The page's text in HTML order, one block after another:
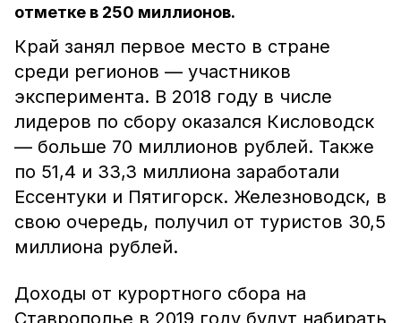
отметке в 250 миллионов.
Край занял первое место в стране
среди регионов — участников
эксперимента. В 2018 году в числе
лидеров по сбору оказался Кисловодск
— больше 70 миллионов рублей. Также
по 51,4 и 33,3 миллиона заработали
Ессентуки и Пятигорск. Железноводск, в
свою очередь, получил от туристов 30,5
миллиона рублей.
Доходы от курортного сбора на
Ставрополье в 2019 году будут набирать